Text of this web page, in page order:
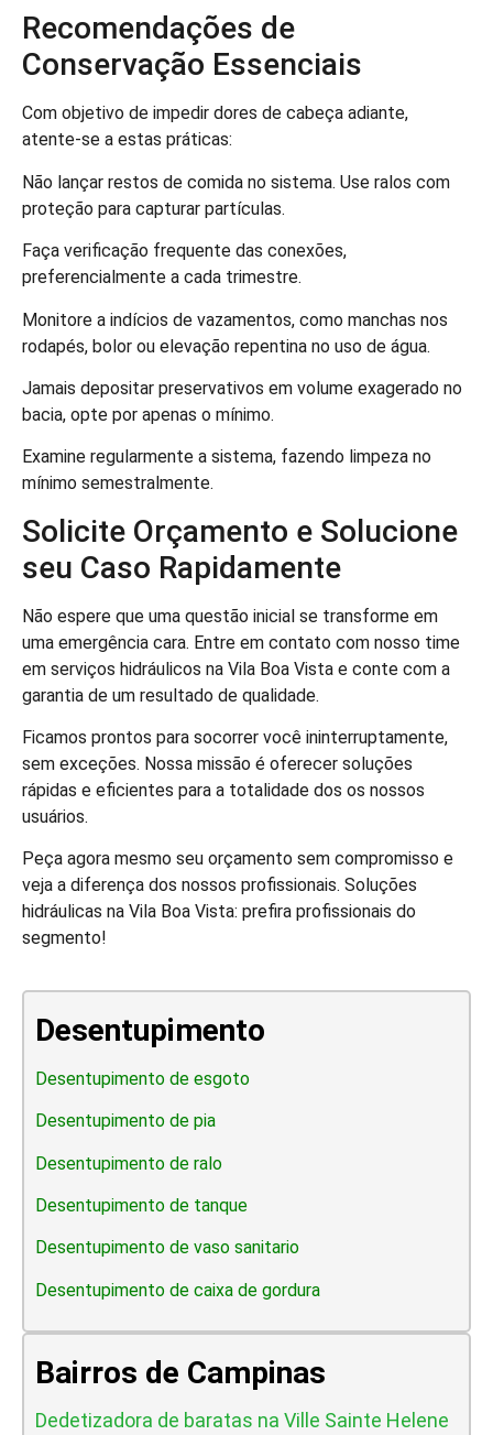
Recomendações de
Conservação Essenciais
Com objetivo de impedir dores de cabeça adiante,
atente-se a estas práticas:
Não lançar restos de comida no sistema. Use ralos com
proteção para capturar partículas.
Faça verificação frequente das conexões,
preferencialmente a cada trimestre.
Monitore a indícios de vazamentos, como manchas nos
rodapés, bolor ou elevação repentina no uso de água.
Jamais depositar preservativos em volume exagerado no
bacia, opte por apenas o mínimo.
Examine regularmente a sistema, fazendo limpeza no
mínimo semestralmente.
Solicite Orçamento e Solucione
seu Caso Rapidamente
Não espere que uma questão inicial se transforme em
uma emergência cara. Entre em contato com nosso time
em serviços hidráulicos na Vila Boa Vista e conte com a
garantia de um resultado de qualidade.
Ficamos prontos para socorrer você ininterruptamente,
sem exceções. Nossa missão é oferecer soluções
rápidas e eficientes para a totalidade dos os nossos
usuários.
Peça agora mesmo seu orçamento sem compromisso e
veja a diferença dos nossos profissionais. Soluções
hidráulicas na Vila Boa Vista: prefira profissionais do
segmento!
Desentupimento
Desentupimento de esgoto
Desentupimento de pia
Desentupimento de ralo
Desentupimento de tanque
Desentupimento de vaso sanitario
Desentupimento de caixa de gordura
Bairros de Campinas
Dedetizadora de baratas na Ville Sainte Helene